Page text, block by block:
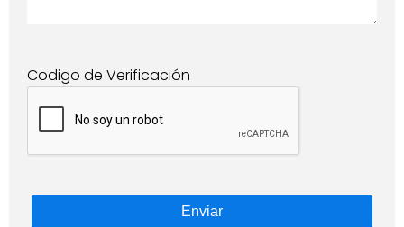
Codigo de Verificación
Enviar